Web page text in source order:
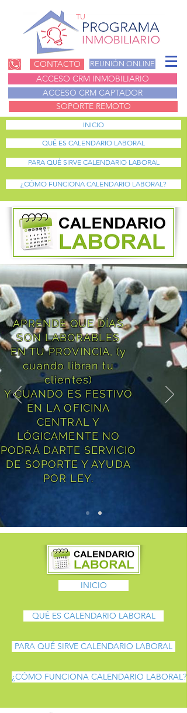
TU
CONTACTO REUNIÓN ONLINE
ACCESO CRM INMOBILIARIO
ACCESO CRM CAPTADOR
SOPORTE REMOTO
INICIO
QUÉ ES CALENDARIO LABORAL
PARA QUÉ SIRVE CALENDARIO LABORAL
¿CÓMO FUNCIONA CALENDARIO LABORAL?
APRENDE QUE DÍAS
SON LABORABLES
EN TU PROVINCIA, (y
cuando libran tu
clientes)
Y CUANDO ES FESTIVO
EN LA OFICINA
CENTRAL Y
LÓGICAMENTE NO
PODRÁ DARTE SERVICIO
DE SOPORTE Y AYUDA
POR LEY.
INICIO
QUÉ ES CALENDARIO LABORAL
PARA QUÉ SIRVE CALENDARIO LABORAL
¿CÓMO FUNCIONA CALENDARIO LABORAL?